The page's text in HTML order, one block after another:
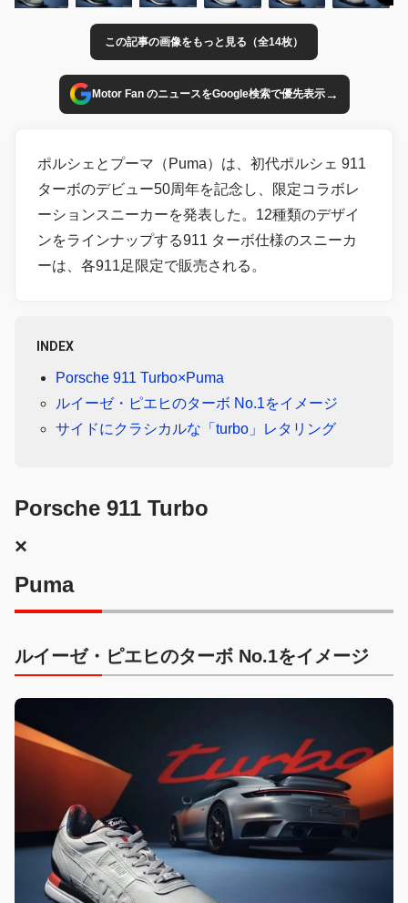
この記事の画像をもっと見る（全14枚）
Motor Fan のニュースをGoogle検索で優先表示→
ポルシェとプーマ（Puma）は、初代ポルシェ 911
ターボのデビュー50周年を記念し、限定コラボレ
ーションスニーカーを発表した。12種類のデザイ
ンをラインナップする911 ターボ仕様のスニーカ
ーは、各911足限定で販売される。
INDEX
Porsche 911 Turbo×Puma
ルイーゼ・ピエヒのターボ No.1をイメージ
サイドにクラシカルな「turbo」レタリング
Porsche 911 Turbo
×
Puma
ルイーゼ・ピエヒのターボ No.1をイメージ